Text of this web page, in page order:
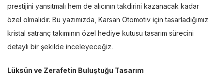
prestijini yansıtmalı hem de alıcının takdirini kazanacak kadar
özel olmalıdır. Bu yazımızda, Karsan Otomotiv için tasarladığımız
kristal satranç takımının özel hediye kutusu tasarım sürecini
detaylı bir şekilde inceleyeceğiz.
Lüksün ve Zerafetin Buluştuğu Tasarım